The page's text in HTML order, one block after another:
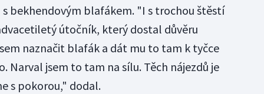
bekhendovým blafákem. "I s trochou štěstí
útočník, který dostal důvěru
naznačit blafák a dát mu to tam k tyčce
Narval jsem to tam na sílu. Těch nájezdů je
s pokorou," dodal.